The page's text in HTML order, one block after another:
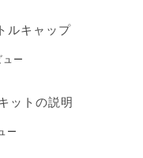
ルキャップ
ー
ットの説明
ー